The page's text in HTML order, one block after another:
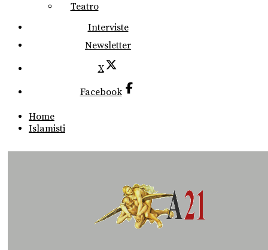
Teatro
Interviste
Newsletter
X
Facebook
Home
Islamisti